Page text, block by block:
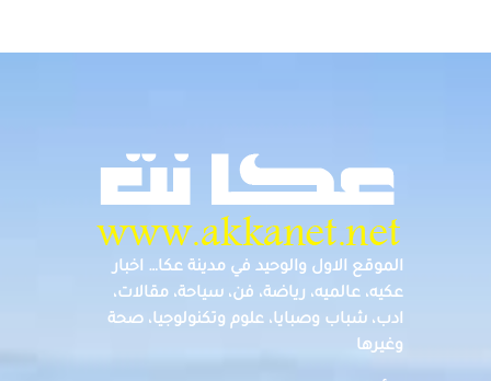
الموقع الاول والوحيد في مدينة عكا… اخبار
عكيه، عالميه، رياضة، فن، سياحة، مقالات،
ادب، شباب وصبايا، علوم وتكنولوجيا، صحة
وغيرها